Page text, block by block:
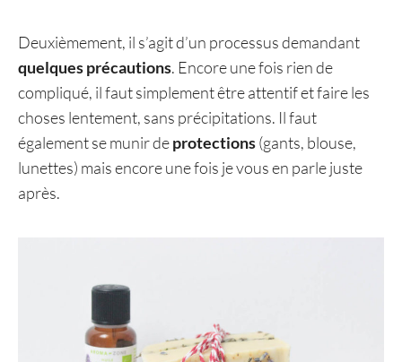
Deuxièmement, il s’agit d’un processus demandant
quelques précautions. Encore une fois rien de
compliqué, il faut simplement être attentif et faire les
choses lentement, sans précipitations. Il faut
également se munir deprotections(gants, blouse,
lunettes) mais encore une fois je vous en parle juste
après.